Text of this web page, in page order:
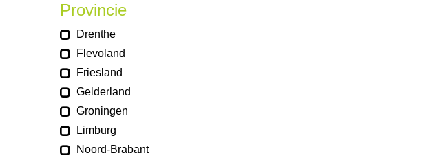
Provincie
Drenthe
Flevoland
Friesland
Gelderland
Groningen
Limburg
Noord-Brabant